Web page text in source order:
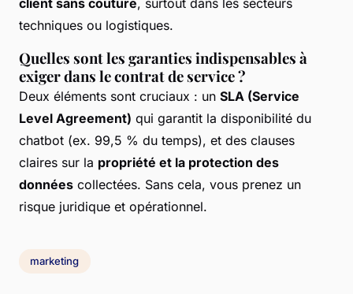
techniques ou logistiques.
Quelles sont les garanties indispensables à
exiger dans le contrat de service ?
Deux éléments sont cruciaux : un SLA (Service
Level Agreement) qui garantit la disponibilité du
chatbot (ex. 99,5 % du temps), et des clauses
claires sur la propriété et la protection des
données collectées. Sans cela, vous prenez un
risque juridique et opérationnel.
marketing